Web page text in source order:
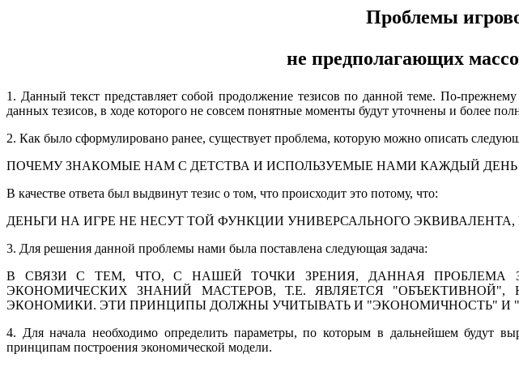
Проблемы
не предполагающих
1. Данный текст представляет собой продолжение тезисов по данной теме. По-
данных тезисов, в ходе которого не совсем понятные моменты будут уточнены и более
2. Как было сформулировано ранее, существует проблема, которую можно описать
ПОЧЕМУ ЗНАКОМЫЕ НАМ С ДЕТСТВА И ИСПОЛЬЗУЕМЫЕ НАМИ КАЖДЫЙ
В качестве ответа был выдвинут тезис о том, что происходит это потому, что:
ДЕНЬГИ НА ИГРЕ НЕ НЕСУТ ТОЙ ФУНКЦИИ УНИВЕРСАЛЬНОГО
3. Для решения данной проблемы нами была поставлена следующая задача:
В СВЯЗИ С ТЕМ, ЧТО, С НАШЕЙ ТОЧКИ ЗРЕНИЯ, ДАННАЯ
ЭКОНОМИЧЕСКИХ ЗНАНИЙ МАСТЕРОВ, Т.Е. ЯВЛЯЕТСЯ
ЭКОНОМИКИ. ЭТИ ПРИНЦИПЫ ДОЛЖНЫ УЧИТЫВАТЬ И "ЭКОНОМИЧНОСТЬ" И
4. Для начала необходимо определить параметры, по которым в дальнейшем будут
принципам построения экономической модели.